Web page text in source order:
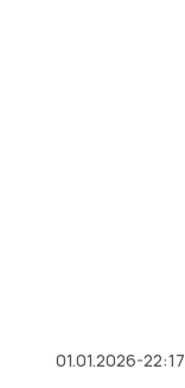
01.01.2026-22:17